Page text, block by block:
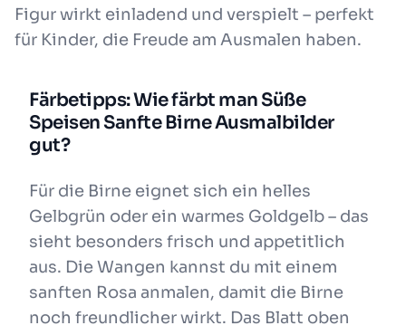
Figur wirkt einladend und verspielt – perfekt
für Kinder, die Freude am Ausmalen haben.
Färbetipps: Wie färbt man Süße
Speisen Sanfte Birne Ausmalbilder
gut?
Für die Birne eignet sich ein helles
Gelbgrün oder ein warmes Goldgelb – das
sieht besonders frisch und appetitlich
aus. Die Wangen kannst du mit einem
sanften Rosa anmalen, damit die Birne
noch freundlicher wirkt. Das Blatt oben